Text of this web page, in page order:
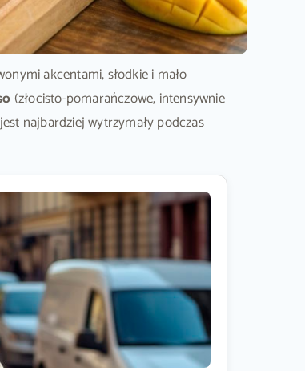
akcentami, słodkie i mało
(złocisto-pomarańczowe, intensywnie
najbardziej wytrzymały podczas